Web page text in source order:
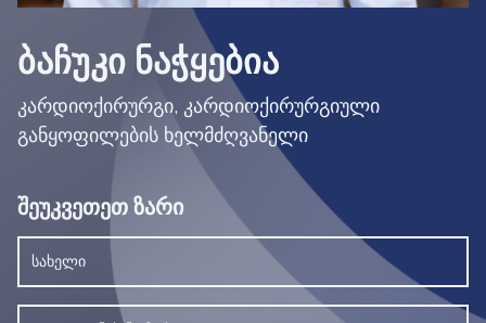
ᲑᲐᲩᲣᲙᲘ ᲜᲐᲭᲧᲔᲑᲘᲐ
კარდიოქირურგი, კარდიოქირურგიული
განყოფილების ხელმძღვანელი
შეუკვეთეთ ზარი